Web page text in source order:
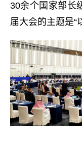
30余个国家部长
届大会的主题是“